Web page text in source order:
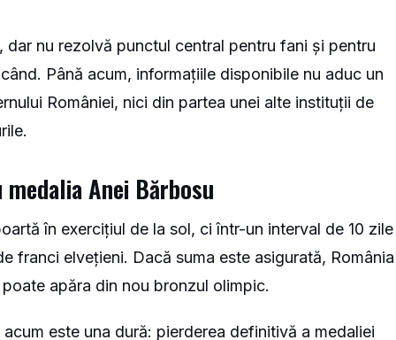
dar nu rezolvă punctul central pentru fani și pentru
Până acum, informațiile disponibile nu aduc un
României, nici din partea unei alte instituții de
Anei Bărbosu
în exercițiul de la sol, ci într-un interval de 10 zile
franci elvețieni. Dacă suma este asigurată, România
apăra din nou bronzul olimpic.
este una dură: pierderea definitivă a medaliei